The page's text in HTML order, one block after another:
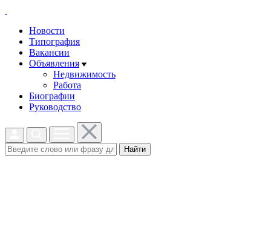
Новости
Типография
Вакансии
Объявления
Недвижимость
Работа
Биографии
Руководство
Найти